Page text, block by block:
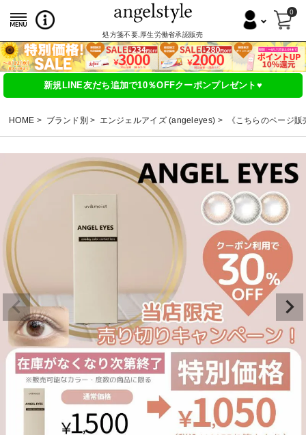
処方箋不要,厚生労働省承認販売
0
新規LINE友だち追加で10％OFFクーポンプレゼント♥
HOME ブランド別 エンジェルアイズ (angeleyes) 《こちらのページ